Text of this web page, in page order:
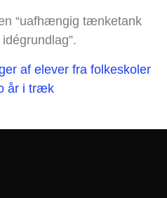
“uafhængig tænketank
af elever fra folkeskoler
år i træk